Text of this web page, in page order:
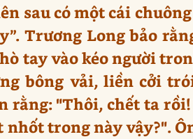
sau có một cái
Trương Long bảo
tay vào kéo người
bông vải, liền cởi
rằng: "Thôi, chết ta
nhốt trong này vậy?".